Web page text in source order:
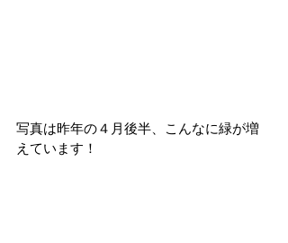
写真は昨年の４月後半、こんなに緑が増
えています！